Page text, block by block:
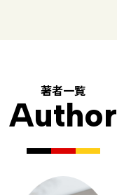
著者一覧
Author